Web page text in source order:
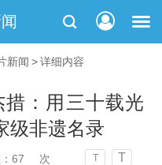
新闻 >详细内容
措：用三十载光
级非遗名录
67 次 T T